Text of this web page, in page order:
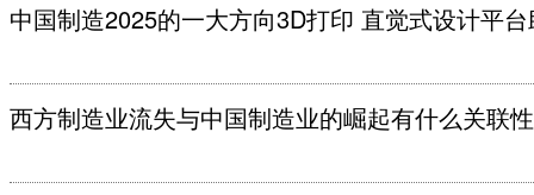
中国制造2025的一大方向3D打印 直觉式设计平
西方制造业流失与中国制造业的崛起有什么关联